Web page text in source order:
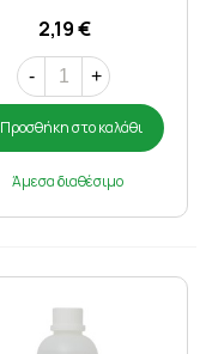
2,19 €
- +
Προσθήκη στο καλάθι
Άμεσα διαθέσιμο